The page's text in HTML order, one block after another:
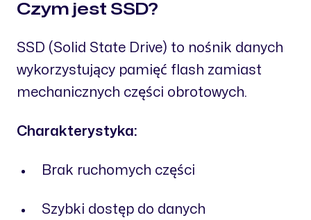
Czym jest SSD?
SSD (Solid State Drive) to nośnik danych
wykorzystujący pamięć flash zamiast
mechanicznych części obrotowych.
Charakterystyka:
Brak ruchomych części
Szybki dostęp do danych